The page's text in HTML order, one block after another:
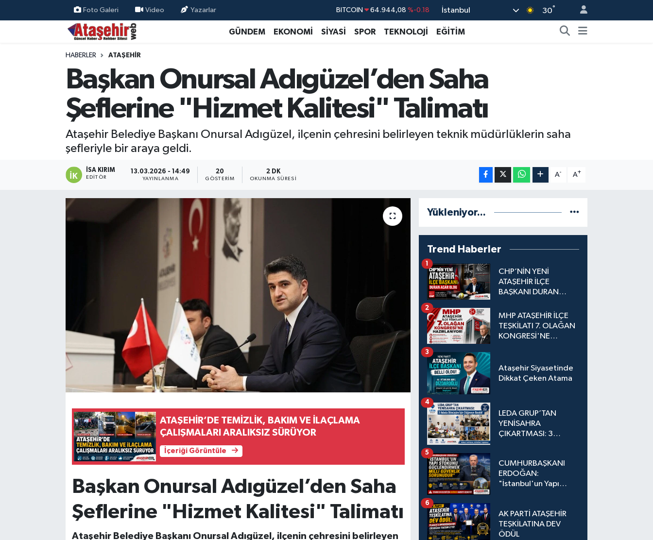
Foto Galeri Video Yazarlar DOLAR 47,7436 %0.18
EURO 55,2510 %0.32
BİST100 13.779 %-14
BITCOIN 64.944,08 %-0.18
İstanbul 30°
GÜNDEM EKONOMİ SİYASİ SPOR TEKNOLOJİ EĞİTİM
HABERLER ATAŞEHİR
Başkan Onursal Adıgüzel’den Saha
Şeflerine "Hizmet Kalitesi" Talimatı
Ataşehir Belediye Başkanı Onursal Adıgüzel, ilçenin çehresini belirleyen teknik müdürlüklerin saha
şefleriyle bir araya geldi.
İSA KIRIM
EDITÖR
13.03.2026 - 14:49
YAYINLANMA
20
GÖSTERIM
2 DK
OKUNMA SÜRESI
A- A+
ATAŞEHİR’DE TEMİZLİK, BAKIM VE İLAÇLAMA
ÇALIŞMALARI ARALIKSIZ SÜRÜYOR
İçeriği Görüntüle
Başkan Onursal Adıgüzel’den Saha
Şeflerine "Hizmet Kalitesi" Talimatı
Ataşehir Belediye Başkanı Onursal Adıgüzel, ilçenin çehresini belirleyen
Yükleniyor...
Trend Haberler
CHP’NİN YENİ
ATAŞEHİR İLÇE
BAŞKANI DURAN
1
MHP ATAŞEHİR İLÇE
TEŞKİLATI 7. OLAĞAN
KONGRESİ'NE
2
Ataşehir Siyasetinde
Dikkat Çeken Atama
3
LEDA GRUP’TAN
YENİSAHRA
ÇIKARTMASI: 3
4
CUMHURBAŞKANI
ERDOĞAN:
"İstanbul'un Yapı
Güvenlik Sorunudur"
5
AK PARTİ ATAŞEHİR
TEŞKİLATINA DEV
ÖDÜL
6
Hava Durumu
Süper Lig Puan Durumu ve Fikstür
Tüm Manşetler
Son Dakika Haberleri